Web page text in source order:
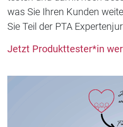
was Sie Ihren Kunden
Sie Teil der PTA
Jetzt Produkttester*in